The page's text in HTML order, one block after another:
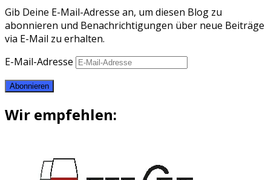
Gib Deine E-Mail-Adresse an, um diesen Blog zu
abonnieren und Benachrichtigungen über neue Beiträge
via E-Mail zu erhalten.
E-Mail-Adresse
Abonnieren
Wir empfehlen: